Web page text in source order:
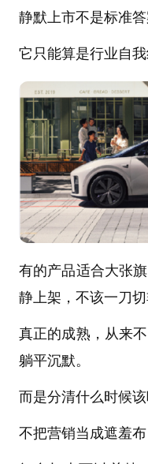
静默上市不是标准
它只能算是行业自
有的产品适合大张
静上架，不该一刀切
真正的成熟，从来
躺平沉默。
而是分清什么时候
不把营销当成遮羞